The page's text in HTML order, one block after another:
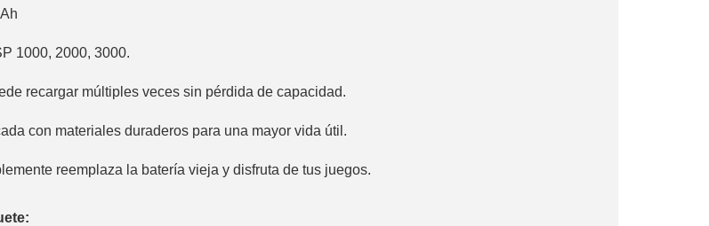
1000, 2000, 3000.
recargar múltiples veces sin pérdida de capacidad.
con materiales duraderos para una mayor vida útil.
reemplaza la batería vieja y disfruta de tus juegos.